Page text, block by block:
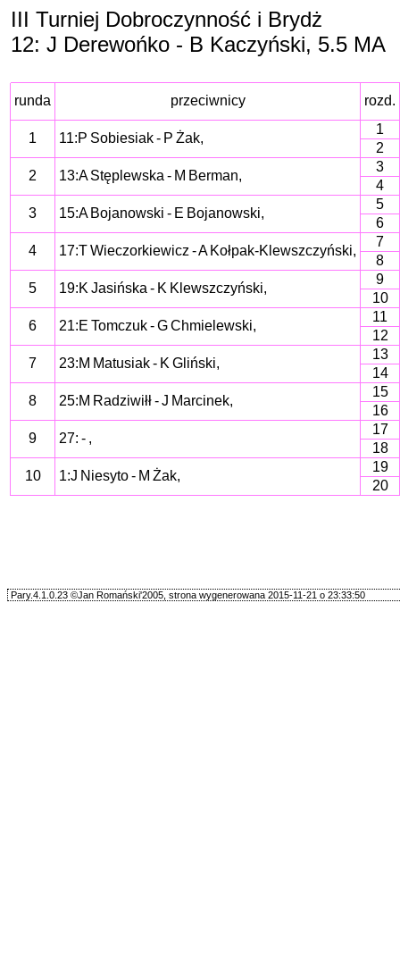
III Turniej Dobroczynność i Brydż
12: J Derewońko - B Kaczyński, 5.5 MA
runda przeciwnicy rozd.
1 11:P Sobiesiak - P Żak,
1
2
2
13:A Stęplewska - M Berman,
3
4
3
15:A Bojanowski - E Bojanowski,
5
6
4
17:T Wieczorkiewicz - A Kołpak-Klewszczyński,
7
8
5
19:K Jasińska - K Klewszczyński,
9
10
6
21:E Tomczuk - G Chmielewski,
11
12
7
23:M Matusiak - K Gliński,
13
14
8
25:M Radziwiłł - J Marcinek,
15
16
9
27: - ,
17
18
10
1:J Niesyto - M Żak,
19
20
Pary.4.1.0.23 ©Jan Romański'2005, strona wygenerowana 2015-11-21 o 23:33:50